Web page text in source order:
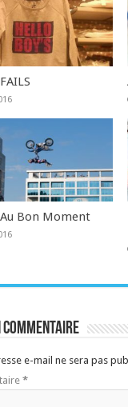
Bon Moment
commentaire
e-mail ne sera pas
*